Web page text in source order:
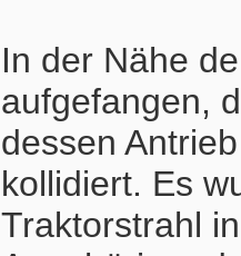
In der Nähe
aufgefangen,
dessen
kollidiert. Es
Traktorstrahl